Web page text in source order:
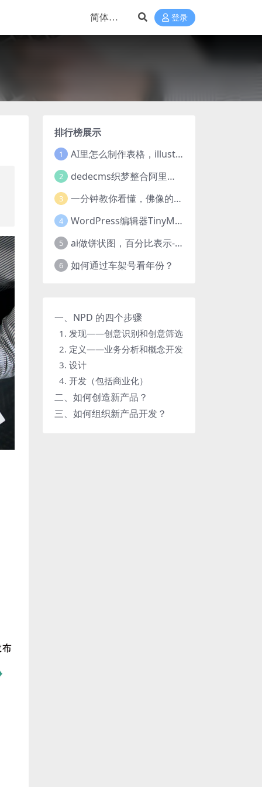
登录
排行榜展示
1 AI里怎么制作表格，illustrator的表格制作方法
2 dedecms织梦整合阿里云oss教程
3 一分钟教你看懂，佛像的七种手印
4 WordPress编辑器TinyMCE添加弹出对话框(dialog)按钮的方法
5 ai做饼状图，百分比表示-“饼图”工具制作饼状图
6 如何通过车架号看年份？
一、NPD 的四个步骤
1. 发现——创意识别和创意筛选
2. 定义——业务分析和概念开发
3. 设计
4. 开发（包括商业化）
二、如何创造新产品？
三、如何组织新产品开发？